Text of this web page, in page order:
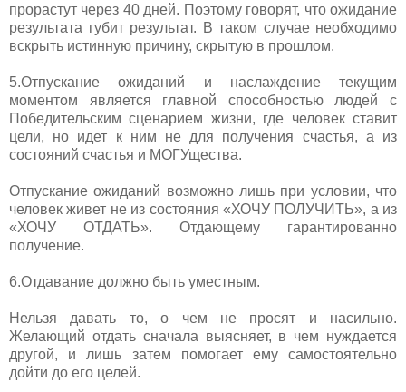
прорастут через 40 дней. Поэтому говорят, что ожидание
результата губит результат. В таком случае необходимо
вскрыть истинную причину, скрытую в прошлом.
5.Отпускание ожиданий и наслаждение текущим
моментом является главной способностью людей с
Победительским сценарием жизни, где человек ставит
цели, но идет к ним не для получения счастья, а из
состояний счастья и МОГУщества.
Отпускание ожиданий возможно лишь при условии, что
человек живет не из состояния «ХОЧУ ПОЛУЧИТЬ», а из
«ХОЧУ ОТДАТЬ». Отдающему гарантированно
получение.
6.Отдавание должно быть уместным.
Нельзя давать то, о чем не просят и насильно.
Желающий отдать сначала выясняет, в чем нуждается
другой, и лишь затем помогает ему самостоятельно
дойти до его целей.